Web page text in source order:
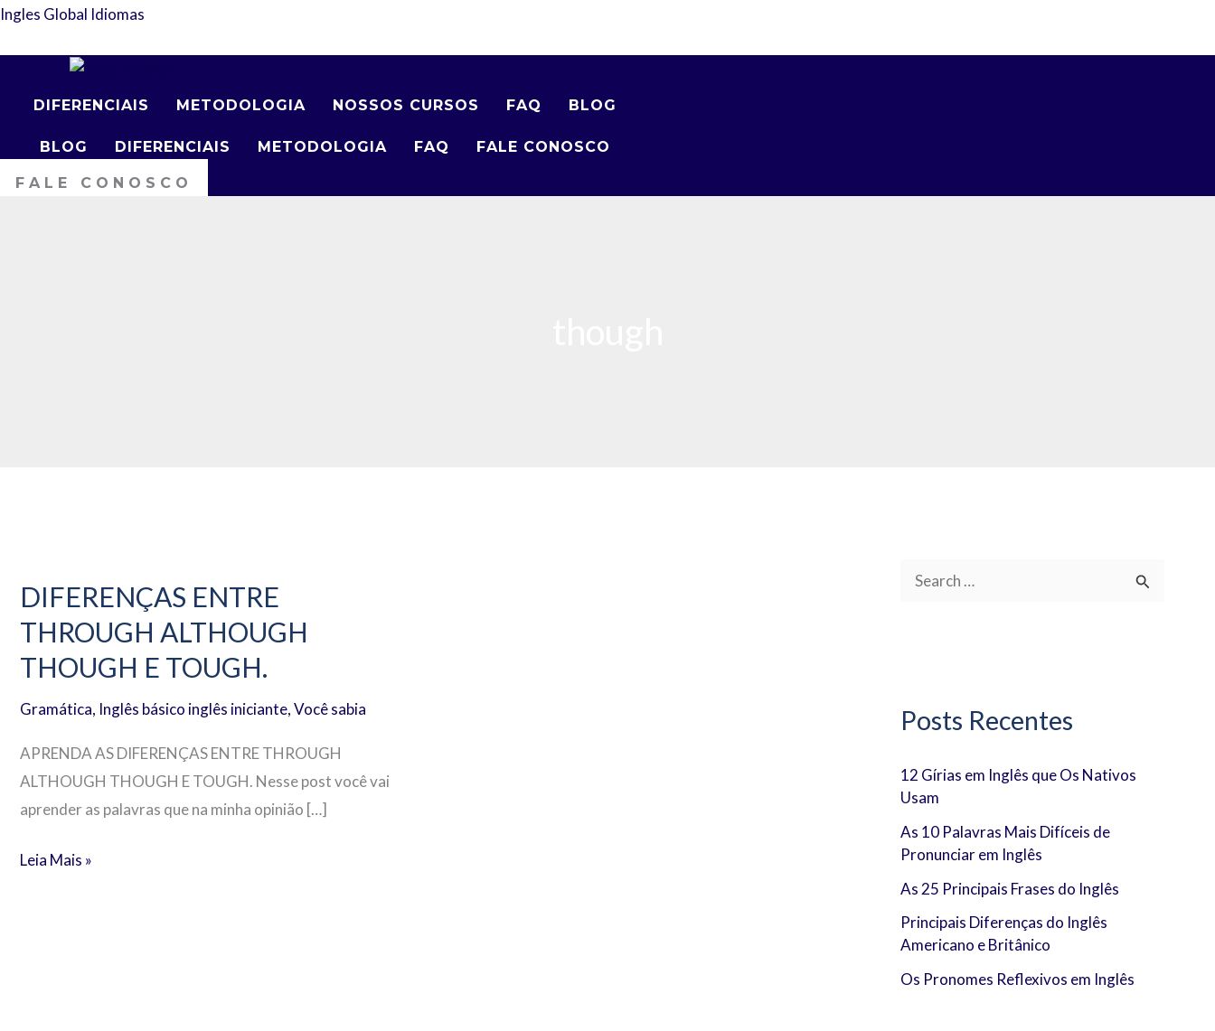
Ir
conteúdo
Ingles Global Idiomas
DIFERENCIAIS METODOLOGIA NOSSOS CURSOS FAQ BLOG
BLOG DIFERENCIAIS METODOLOGIA FAQ FALE CONOSCO
FALE CONOSCO
DIFERENÇAS ENTRE
THROUGH ALTHOUGH
THOUGH E TOUGH.
Gramática, Inglês básico inglês iniciante,Você sabia
APRENDA AS DIFERENÇAS ENTRE THROUGH
ALTHOUGH THOUGH E TOUGH. Nesse post você vai
aprender as palavras que na minha opinião […]
THROUGH
ALTHOUGH
THOUGH
TOUGH.
Leia Mais »
u
s
a
r
p
o
r
:
Posts Recentes
12 Gírias em Inglês que Os Nativos
Usam
As 10 Palavras Mais Difíceis de
Pronunciar em Inglês
As 25 Principais Frases do Inglês
Principais Diferenças do Inglês
Americano e Britânico
Os Pronomes Reflexivos em Inglês